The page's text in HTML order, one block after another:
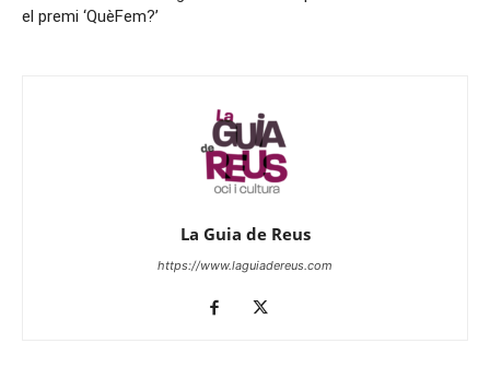
el premi ‘QuèFem?’
La Guia de Reus
https://www.laguiadereus.com